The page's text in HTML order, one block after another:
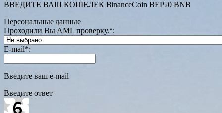
ВВЕДИТЕ ВАШ КОШЕЛЕК BinanceCoin BEP20 BNB
Персональные данные
Проходили Вы AML проверку.*:
E-mail*:
Введите ваш e-mail
Введите ответ